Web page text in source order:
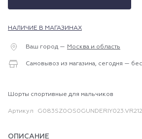
НАЛИЧИЕ В МАГАЗИНАХ
Ваш город — Москва и область
Самовывоз из магазина, сегодня —
Шорты спортивные для мальчиков
Артикул G083SZ0OS0GUNDERIY023.VR212
ОПИСАНИЕ